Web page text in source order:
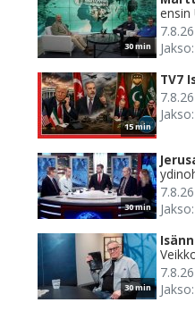
30 min
ensin
15 min
TV7
30 min
30 min